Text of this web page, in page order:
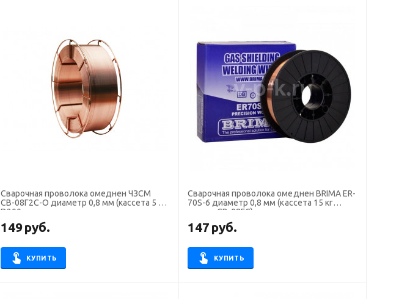
Сварочная проволока омеднен ЧЗСМ
СВ-08Г2С-О диаметр 0,8 мм (кассета 5 кг)
D200
149руб.
КУПИТЬ
Сварочная проволока омеднен BRIMA ER-
70S-6 диаметр 0,8 мм (кассета 15 кг
аналог СВ-08ГС)
147 руб.
КУПИТЬ